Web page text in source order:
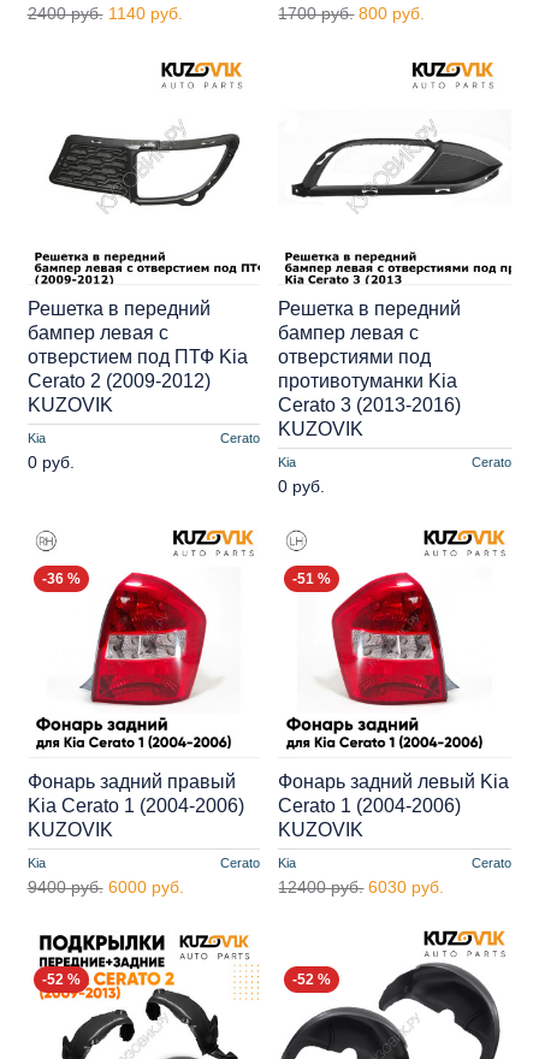
2400 руб. 1140 руб. 1700 руб. 800 руб.
Kia Cerato
Решетка в передний
бампер левая с
отверстием под ПТФ Kia
Cerato 2 (2009-2012)
KUZOVIK
0 руб. Kia Cerato
Решетка в передний
бампер левая с
отверстиями под
противотуманки Kia
Cerato 3 (2013-2016)
KUZOVIK
0 руб.
-36 %
Kia Cerato
Фонарь задний правый
Kia Cerato 1 (2004-2006)
KUZOVIK
9400 руб. 6000 руб.
-51 %
Kia Cerato
Фонарь задний левый Kia
Cerato 1 (2004-2006)
KUZOVIK
12400 руб. 6030 руб.
-52 % -52 %